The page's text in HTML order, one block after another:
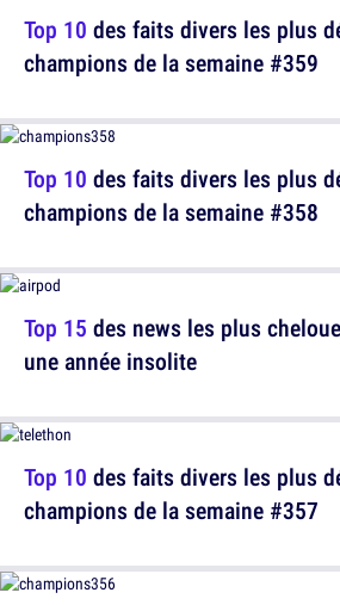
Top 10 des faits divers les plus
champions de la semaine #359
Top 15 des news les plus
une année insolite
Top 10 des faits divers les plus
champions de la semaine #358
Top 10 des faits divers les plus
champions de la semaine #357